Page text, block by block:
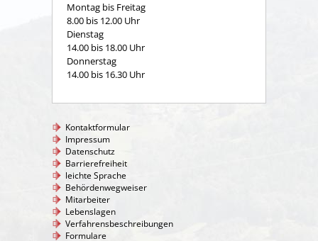
Montag bis Freitag
8.00 bis 12.00 Uhr
Dienstag
14.00 bis 18.00 Uhr
Donnerstag
14.00 bis 16.30 Uhr
Kontaktformular
Impressum
Datenschutz
Barrierefreiheit
leichte Sprache
Behördenwegweiser
Mitarbeiter
Lebenslagen
Verfahrensbeschreibungen
Formulare